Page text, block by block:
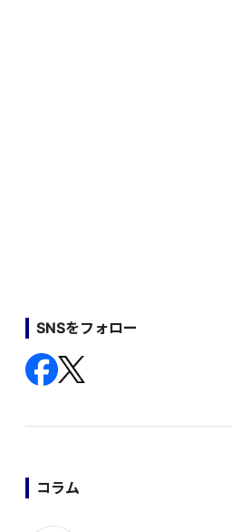
SNSをフォロー
コラム